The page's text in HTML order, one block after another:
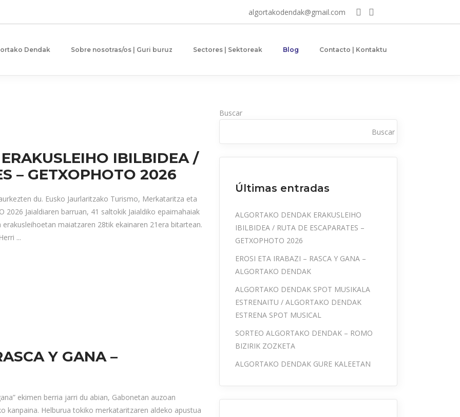
algortakodendak@gmail.com
Dendak Sobre nosotras/os | Guri buruz Sectores | Sektoreak Blog Contacto | Kontaktu
IBILBIDEA /
– GETXOPHOTO 2026
du. Eusko Jaurlaritzako Turismo, Merkataritza eta
2026 Jaialdiaren barruan, 41 saltokik Jaialdiko epaimahaiak
maiatzaren 28tik ekainaren 21era bitartean.
Y GANA –
ekimen berria jarri du abian, Gabonetan auzoan
kanpaina. Helburua tokiko merkataritzaren aldeko apustua
Buscar
Buscar
Últimas entradas
ALGORTAKO DENDAK ERAKUSLEIHO
IBILBIDEA / RUTA DE ESCAPARATES –
GETXOPHOTO 2026
EROSI ETA IRABAZI – RASCA Y GANA –
ALGORTAKO DENDAK
ALGORTAKO DENDAK SPOT MUSIKALA
ESTRENAITU / ALGORTAKO DENDAK
ESTRENA SPOT MUSICAL
SORTEO ALGORTAKO DENDAK – ROMO
BIZIRIK ZOZKETA
ALGORTAKO DENDAK GURE KALEETAN